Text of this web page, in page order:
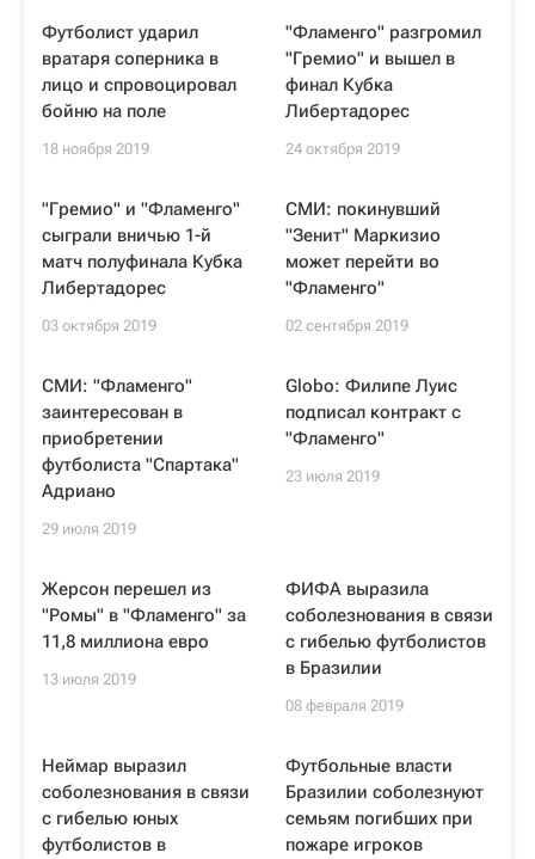
Футболист ударил
вратаря соперника в
лицо и спровоцировал
бойню на поле
18 ноября 2019
"Фламенго" разгромил
"Гремио" и вышел в
финал Кубка
Либертадорес
24 октября 2019
"Гремио" и "Фламенго"
сыграли вничью 1-й
матч полуфинала Кубка
Либертадорес
03 октября 2019
СМИ: покинувший
"Зенит" Маркизио
может перейти во
"Фламенго"
02 сентября 2019
СМИ: "Фламенго"
заинтересован в
приобретении
футболиста "Спартака"
Адриано
29 июля 2019
Globo: Филипе Луис
подписал контракт с
"Фламенго"
23 июля 2019
Жерсон перешел из
"Ромы" в "Фламенго" за
11,8 миллиона евро
13 июля 2019
ФИФА выразила
соболезнования в связи
с гибелью футболистов
в Бразилии
08 февраля 2019
Неймар выразил
соболезнования в связи
с гибелью юных
футболистов в
Футбольные власти
Бразилии соболезнуют
семьям погибших при
пожаре игроков